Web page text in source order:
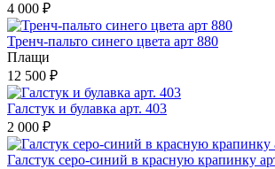
4 000 ₽
Тренч-пальто синего цвета арт 880
Плащи
12 500 ₽
Галстук и булавка арт. 403
2 000 ₽
Галстук серо-синий в красную крапинку